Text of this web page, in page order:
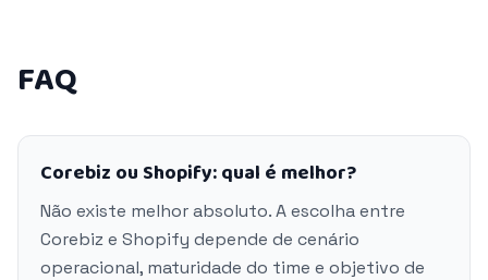
FAQ
Corebiz ou Shopify: qual é melhor?
Não existe melhor absoluto. A escolha entre
Corebiz e Shopify depende de cenário
operacional, maturidade do time e objetivo de